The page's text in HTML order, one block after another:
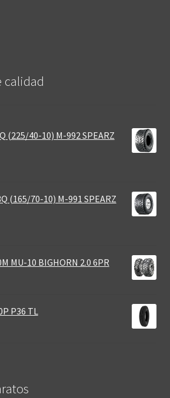
calidad‎
(225/40-10) M-992 SPEARZ
(165/70-10) M-991 SPEARZ
MU-10 BIGHORN 2.0 6PR
P36 TL